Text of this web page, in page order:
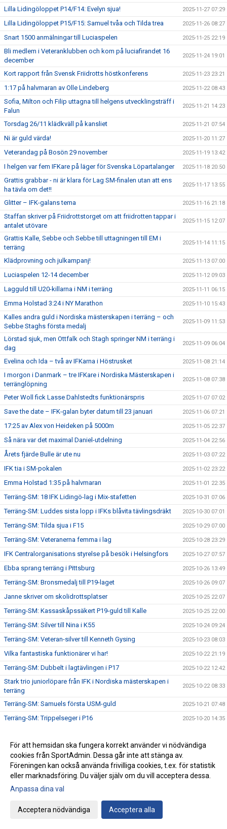
Lilla Lidingöloppet P14/F14: Evelyn sjua! 2025-11-27 07:29
Lilla Lidingöloppet P15/F15: Samuel tvåa och Tilda trea 2025-11-26 08:27
Snart 1500 anmälningar till Luciaspelen 2025-11-25 22:19
Bli medlem i Veteranklubben och kom på luciafirandet 16
december
2025-11-24 19:01
Kort rapport från Svensk Friidrotts höstkonferens 2025-11-23 23:21
1:17 på halvmaran av Olle Lindeberg 2025-11-22 08:43
Sofia, Milton och Filip uttagna till helgens utvecklingsträff i
Falun
2025-11-21 14:23
Torsdag 26/11 klädkväll på kansliet 2025-11-21 07:54
Ni är guld värda! 2025-11-20 11:27
Veterandag på Bosön 29 november 2025-11-19 13:42
I helgen var fem IFKare på läger för Svenska Löpartalanger 2025-11-18 20:50
Grattis grabbar - ni är klara för Lag SM-finalen utan att ens
ha tävla om det!!
2025-11-17 13:55
Glitter – IFK-galans tema 2025-11-16 21:18
Staffan skriver på Friidrottstorget om att friidrotten tappar i
antalet utövare
2025-11-15 12:07
Grattis Kalle, Sebbe och Sebbe till uttagningen till EM i
terräng
2025-11-14 11:15
Klädprovning och julkampanj! 2025-11-13 07:00
Luciaspelen 12-14 december 2025-11-12 09:03
Lagguld till U20-killarna i NM i terräng 2025-11-11 06:15
Emma Holstad 3:24 i NY Marathon 2025-11-10 15:43
Kalles andra guld i Nordiska mästerskapen i terräng – och
Sebbe Staghs första medalj
2025-11-09 11:53
Lörstad sjuk, men Ottfalk och Stagh springer NM i terräng i
dag
2025-11-09 06:04
Evelina och Ida – två av IFKarna i Höstrusket 2025-11-08 21:14
I morgon i Danmark – tre IFKare i Nordiska Mästerskapen i
terränglöpning
2025-11-08 07:38
Peter Woll fick Lasse Dahlstedts funktionärspris 2025-11-07 07:02
Save the date – IFK-galan byter datum till 23 januari 2025-11-06 07:21
17:25 av Alex von Heideken på 5000m 2025-11-05 22:37
Så nära var det maximal Daniel-utdelning 2025-11-04 22:56
Årets fjärde Bulle är ute nu 2025-11-03 07:22
IFK tia i SM-pokalen 2025-11-02 23:22
Emma Holstad 1:35 på halvmaran 2025-11-01 22:35
Terräng-SM: 18 IFK Lidingö-lag i Mix-stafetten 2025-10-31 07:06
Terräng-SM: Luddes sista lopp i IFKs blåvita tävlingsdräkt 2025-10-30 07:01
Terräng-SM: Tilda sjua i F15 2025-10-29 07:00
Terräng-SM: Veteranerna femma i lag 2025-10-28 23:29
IFK Centralorganisations styrelse på besök i Helsingfors 2025-10-27 07:57
Ebba sprang terräng i Pittsburg 2025-10-26 13:49
Terräng-SM: Bronsmedalj till P19-laget 2025-10-26 09:07
Janne skriver om skolidrottsplatser 2025-10-25 22:07
Terräng-SM: Kassaskåpssäkert P19-guld till Kalle 2025-10-25 22:00
Terräng-SM: Silver till Nina i K55 2025-10-24 09:24
Terräng-SM: Veteran-silver till Kenneth Gysing 2025-10-23 08:03
Vilka fantastiska funktionärer vi har! 2025-10-22 21:19
Terräng-SM: Dubbelt i lagtävlingen i P17 2025-10-22 12:42
Stark trio juniorlöpare från IFK i Nordiska mästerskapen i
terräng
2025-10-22 08:33
Terräng-SM: Samuels första USM-guld 2025-10-21 07:48
Terräng-SM: Trippelseger i P16 2025-10-20 14:35
Andreas Movin nära att kliva under tretimmarsgränsen i
Chicago
2025-10-18 22:01
Terräng-SM: Nära, nära senior-SM-guld för Kalle 2025-10-18 21:33
Bästa stafettiden på 2000-talet – och det med två IFKare i
laget
Trippelpers av Anton i vår kastmångkamp
Ebba 19:02 i 5 km-loppet i Fort Worth i Texas
För att hemsidan ska fungera korrekt använder vi nödvändiga
cookies från SportAdmin. Dessa går inte att stänga av.
Föreningen kan också använda frivilliga cookies, t.ex. för statistik
eller marknadsföring. Du väljer själv om du vill acceptera dessa.
Anpassa dina val
Acceptera nödvändiga Acceptera alla